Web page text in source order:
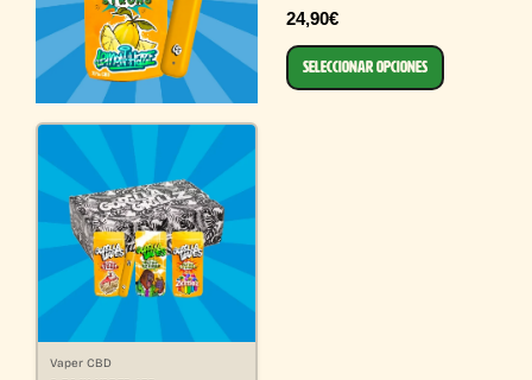
24,90€
SELECCIONAR OPCIONES
Vaper CBD